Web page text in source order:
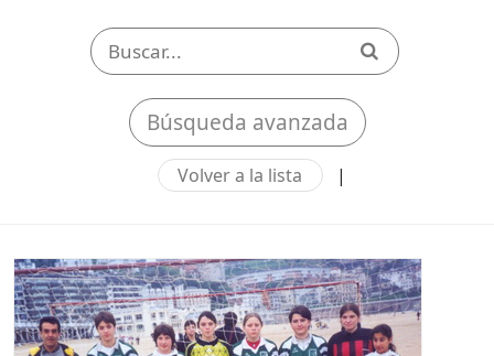
Búsqueda avanzada
Volver a la lista |